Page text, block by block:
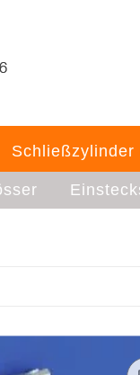
Schließzylinder